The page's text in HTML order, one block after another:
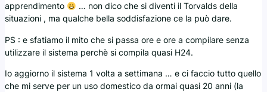
apprendimento
… non dico che si diventi il Torvalds della
situazioni , ma qualche bella soddisfazione ce la può dare.
PS : e sfatiamo il mito che si passa ore e ore a compilare senza
utilizzare il sistema perchè si compila quasi H24.
Io aggiorno il sistema 1 volta a settimana … e ci faccio tutto quello
che mi serve per un uso domestico da ormai quasi 20 anni (la